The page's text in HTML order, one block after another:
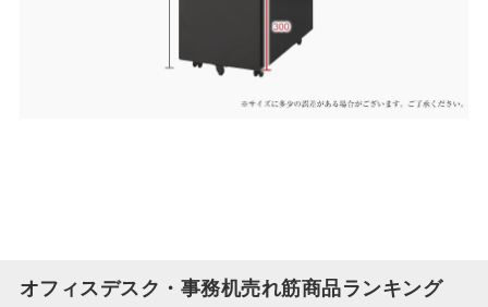
オフィスデスク・事務机売れ筋商品ランキング